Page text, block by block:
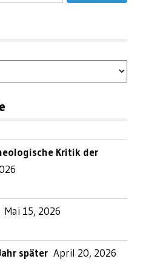
Kritik der
Mai 15, 2026
später April 20, 2026